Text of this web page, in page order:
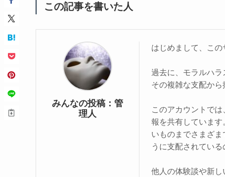
この記事を書いた人
みんなの投稿：管
理人
はじめまして、この
過去に、モラルハ
その複雑な支配から
このアカウントで
報を共有しています
いものまでさまざ
うに支配されてい
他人の体験談や新